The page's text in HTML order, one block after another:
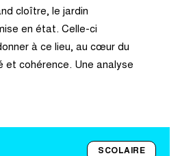
cloître, le jardin
en état. Celle-ci
à ce lieu, au cœur du
et cohérence. Une analyse
SCOLAIRE